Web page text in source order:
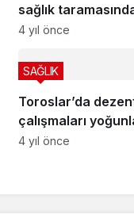
sağlık
4 yıl önce
Toroslar’da
çalışmaları
SAĞLIK
4 yıl önce